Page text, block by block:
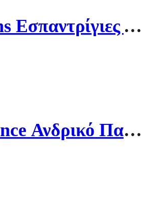
Pepe Jeans Εσπαντρίγιες Ανδρικό Παπούτσι PMS100006-860 Μπεζ
New Balance Ανδρικό Παπούτσι M6805NK Μάυρο